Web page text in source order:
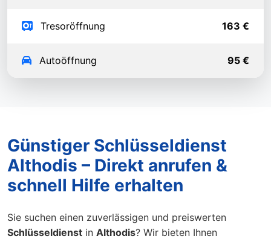
Tresoröffnung 163 €
Autoöffnung 95 €
Günstiger Schlüsseldienst
Althodis – Direkt anrufen &
schnell Hilfe erhalten
Sie suchen einen zuverlässigen und preiswerten
Schlüsseldienst in Althodis? Wir bieten Ihnen